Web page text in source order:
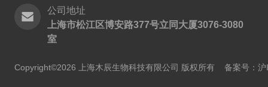
公司地址
上海市松江区博安路377号立同大厦3076-3080
室
Copyright©2026 上海木辰生物科技有限公司 版权所有 备案号：